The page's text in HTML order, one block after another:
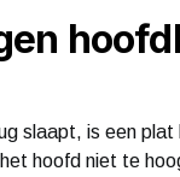
slaapt, is een
hoofd niet te